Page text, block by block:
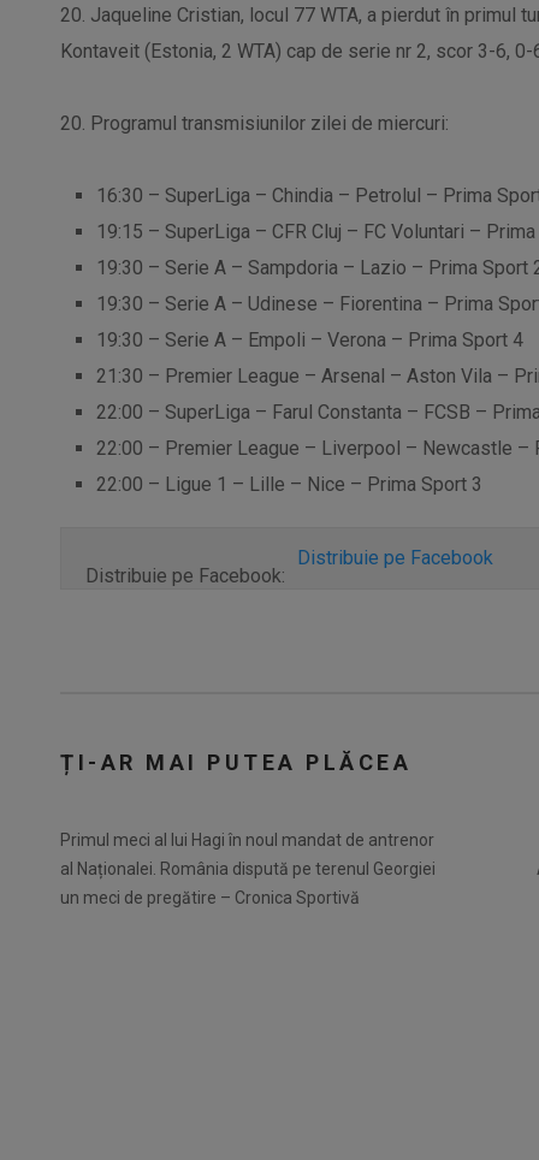
20. Jaqueline Cristian, locul 77 WTA, a pierdut în primul
Kontaveit (Estonia, 2 WTA) cap de serie nr 2, scor 3-6,
20. Programul transmisiunilor zilei de miercuri:
16:30 – SuperLiga – Chindia – Petrolul – Prima
19:15 – SuperLiga – CFR Cluj – FC Voluntari –
19:30 – Serie A – Sampdoria – Lazio – Prima Sport
19:30 – Serie A – Udinese – Fiorentina – Prima
19:30 – Serie A – Empoli – Verona – Prima Sport 4
21:30 – Premier League – Arsenal – Aston Vila –
22:00 – SuperLiga – Farul Constanta – FCSB –
22:00 – Premier League – Liverpool – Newcastle –
22:00 – Ligue 1 – Lille – Nice – Prima Sport 3
Distribuie pe Facebook:
Distribuie pe Facebook
ȚI-AR MAI PUTEA PLĂCEA
Primul meci al lui Hagi în noul mandat de antrenor
al Naționalei. România dispută pe terenul Georgiei
un meci de pregătire – Cronica Sportivă